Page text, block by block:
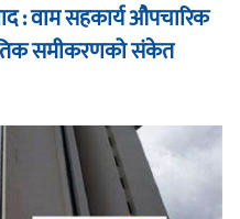
: वाम सहकार्य औपचारिक
समीकरणको संकेत